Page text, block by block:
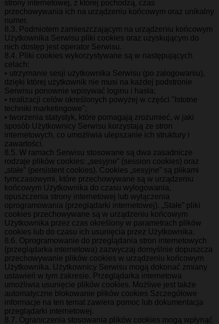
strony internetowej, z której pochodzą, czas
przechowywania ich na urządzeniu końcowym oraz unikalny
numer.
8.3. Podmiotem zamieszczającym na urządzeniu końcowym
Użytkownika Serwisu pliki cookies oraz uzyskującym do
nich dostęp jest operator Serwisu.
8.4. Pliki cookies wykorzystywane są w następujących
celach:
• utrzymanie sesji użytkownika Serwisu (po zalogowaniu),
dzięki której użytkownik nie musi na każdej podstronie
Serwisu ponownie wpisywać loginu i hasła;
• realizacji celów określonych powyżej w części "Istotne
techniki marketingowe";
• tworzenia statystyk, które pomagają zrozumieć, w jaki
sposób Użytkownicy Serwisu korzystają ze stron
internetowych, co umożliwia ulepszanie ich struktury i
zawartości.
8.5. W ramach Serwisu stosowane są dwa zasadnicze
rodzaje plików cookies: „sesyjne” (session cookies) oraz
„stałe” (persistent cookies). Cookies „sesyjne” są plikami
tymczasowymi, które przechowywane są w urządzeniu
końcowym Użytkownika do czasu wylogowania,
opuszczenia strony internetowej lub wyłączenia
oprogramowania (przeglądarki internetowej). „Stałe” pliki
cookies przechowywane są w urządzeniu końcowym
Użytkownika przez czas określony w parametrach plików
cookies lub do czasu ich usunięcia przez Użytkownika.
8.6. Oprogramowanie do przeglądania stron internetowych
(przeglądarka internetowa) zazwyczaj domyślnie dopuszcza
przechowywanie plików cookies w urządzeniu końcowym
Użytkownika. Użytkownicy Serwisu mogą dokonać zmiany
ustawień w tym zakresie. Przeglądarka internetowa
umożliwia usunięcie plików cookies. Możliwe jest także
automatyczne blokowanie plików cookies Szczegółowe
informacje na ten temat zawiera pomoc lub dokumentacja
przeglądarki internetowej.
8.7. Ograniczenia stosowania plików cookies mogą wpłynąć